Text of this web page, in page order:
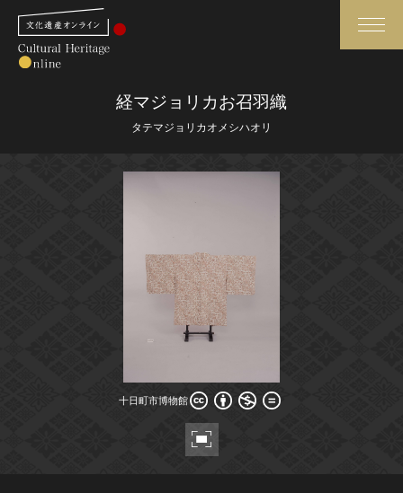
さらに詳細検索
全国の美術館・博物館
媒体資料・関連記事等
博物館、美術館の皆さまへ
文化庁よりご挨拶
お知らせ一覧
ヘルプ
このサイトについて
経マジョリカお召羽織
タテマジョリカオメシハオリ
十日町市博物館
十日町市博物館